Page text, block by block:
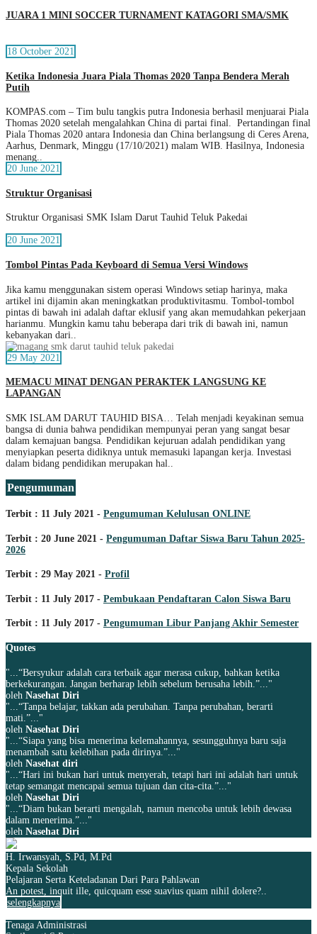
JUARA 1 MINI SOCCER TURNAMENT KATAGORI SMA/SMK
18 October 2021
Ketika Indonesia Juara Piala Thomas 2020 Tanpa Bendera Merah
Putih
KOMPAS.com – Tim bulu tangkis putra Indonesia berhasil menjuarai Piala
Thomas 2020 setelah mengalahkan China di partai final. Pertandingan final
Piala Thomas 2020 antara Indonesia dan China berlangsung di Ceres Arena,
Aarhus, Denmark, Minggu (17/10/2021) malam WIB. Hasilnya, Indonesia
menang..
20 June 2021
Struktur Organisasi
Struktur Organisasi SMK Islam Darut Tauhid Teluk Pakedai
20 June 2021
Tombol Pintas Pada Keyboard di Semua Versi Windows
Jika kamu menggunakan sistem operasi Windows setiap harinya, maka
artikel ini dijamin akan meningkatkan produktivitasmu. Tombol-tombol
pintas di bawah ini adalah daftar eklusif yang akan memudahkan pekerjaan
harianmu. Mungkin kamu tahu beberapa dari trik di bawah ini, namun
kebanyakan dari..
29 May 2021
MEMACU MINAT DENGAN PERAKTEK LANGSUNG KE
LAPANGAN
SMK ISLAM DARUT TAUHID BISA… Telah menjadi keyakinan semua
bangsa di dunia bahwa pendidikan mempunyai peran yang sangat besar
dalam kemajuan bangsa. Pendidikan kejuruan adalah pendidikan yang
menyiapkan peserta didiknya untuk memasuki lapangan kerja. Investasi
dalam bidang pendidikan merupakan hal..
Pengumuman
Terbit : 11 July 2021 - Pengumuman Kelulusan ONLINE
Terbit : 20 June 2021 - Pengumuman Daftar Siswa Baru Tahun 2025-
2026
Terbit : 29 May 2021 - Profil
Terbit : 11 July 2017 - Pembukaan Pendaftaran Calon Siswa Baru
Terbit : 11 July 2017 - Pengumuman Libur Panjang Akhir Semester
Quotes
"...“Bersyukur adalah cara terbaik agar merasa cukup, bahkan ketika
berkekurangan. Jangan berharap lebih sebelum berusaha lebih.”..."
oleh Nasehat Diri
"...“Tanpa belajar, takkan ada perubahan. Tanpa perubahan, berarti
mati.”..."
oleh Nasehat Diri
"...“Siapa yang bisa menerima kelemahannya, sesungguhnya baru saja
menambah satu kelebihan pada dirinya.”..."
oleh Nasehat diri
"...“Hari ini bukan hari untuk menyerah, tetapi hari ini adalah hari untuk
tetap semangat mencapai semua tujuan dan cita-cita.”..."
oleh Nasehat Diri
"...“Diam bukan berarti mengalah, namun mencoba untuk lebih dewasa
dalam menerima.”..."
oleh Nasehat Diri
H. Irwansyah, S.Pd, M.Pd
Kepala Sekolah
Pelajaran Serta Keteladanan Dari Para Pahlawan
An potest, inquit ille, quicquam esse suavius quam nihil dolere?..
selengkapnya
Tenaga Administrasi